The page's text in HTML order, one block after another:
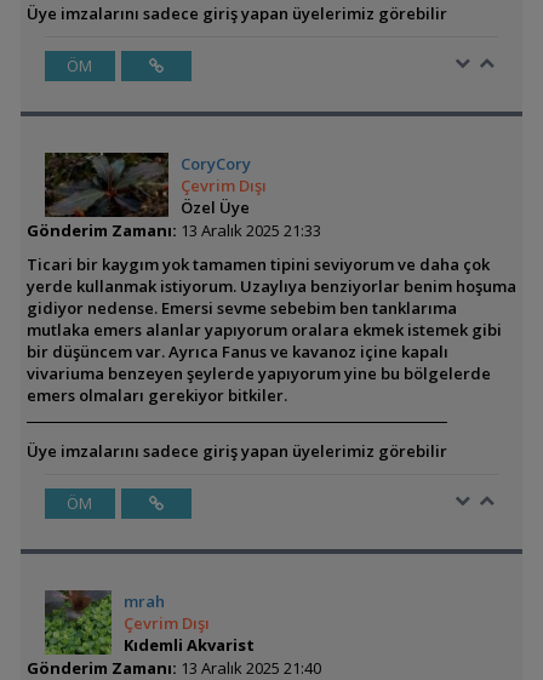
Üye imzalarını sadece giriş yapan üyelerimiz görebilir
ÖM
CoryCory
Çevrim Dışı
Özel Üye
Gönderim Zamanı: 13 Aralık 2025 21:33
Ticari bir kaygım yok tamamen tipini seviyorum ve daha çok
yerde kullanmak istiyorum. Uzaylıya benziyorlar benim hoşuma
gidiyor nedense. Emersi sevme sebebim ben tanklarıma
mutlaka emers alanlar yapıyorum oralara ekmek istemek gibi
bir düşüncem var. Ayrıca Fanus ve kavanoz içine kapalı
vivariuma benzeyen şeylerde yapıyorum yine bu bölgelerde
emers olmaları gerekiyor bitkiler.
Üye imzalarını sadece giriş yapan üyelerimiz görebilir
ÖM
mrah
Çevrim Dışı
Kıdemli Akvarist
Gönderim Zamanı: 13 Aralık 2025 21:40